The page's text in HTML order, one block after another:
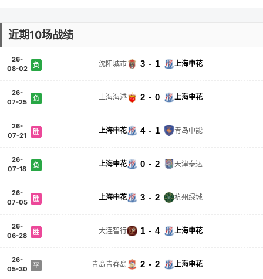
近期10场战绩
26-
08-02
负 沈阳城市 3 - 1 上海申花
26-
07-25
负 上海海港 2 - 0 上海申花
26-
07-21
胜 上海申花 4 - 1 青岛中能
26-
07-18
负 上海申花 0 - 2 天津泰达
26-
07-05
胜 上海申花 3 - 2 杭州绿城
26-
06-28
胜 大连智行 1 - 4 上海申花
26-
05-30
平 青岛青春岛 2 - 2 上海申花